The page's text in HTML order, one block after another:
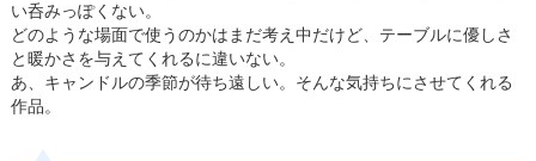
い呑みっぽくない。
どのような場面で使うのかはまだ考え中だけど、テーブルに優しさ
と暖かさを与えてくれるに違いない。
あ、キャンドルの季節が待ち遠しい。そんな気持ちにさせてくれる
作品。